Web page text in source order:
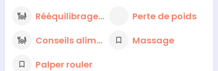
Rééquilibrage alimentaire
Perte de poids
Conseils alimentaires nutritionnels
Massage
Palper rouler